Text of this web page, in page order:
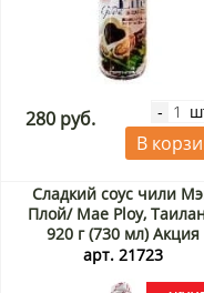
280 руб. -
В
Сладкий соус чили
Плой/ Mae Ploy,
920 г (730 мл) Акция
арт. 21723